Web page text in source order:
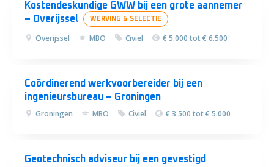
Kostendeskundige GWW bij een grote aannemer
– Overijssel
WERVING & SELECTIE
Overijssel MBO Civiel € 5.000 tot € 6.500
Coördinerend werkvoorbereider bij een
ingenieursbureau – Groningen
Groningen MBO Civiel € 3.500 tot € 5.000
Geotechnisch adviseur bij een gevestigd